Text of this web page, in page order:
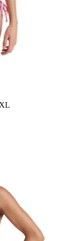
XL